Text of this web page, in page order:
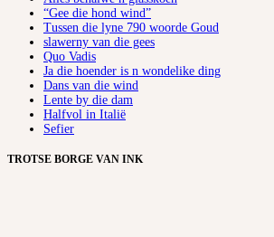
“Gee die hond wind”
Tussen die lyne 790 woorde Goud
slawerny van die gees
Quo Vadis
Ja die hoender is n wondelike ding
Dans van die wind
Lente by die dam
Halfvol in Italië
Sefier
TROTSE BORGE VAN INK